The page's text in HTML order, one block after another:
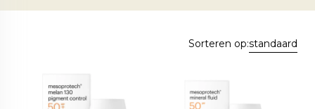
Sorteren op:standaard